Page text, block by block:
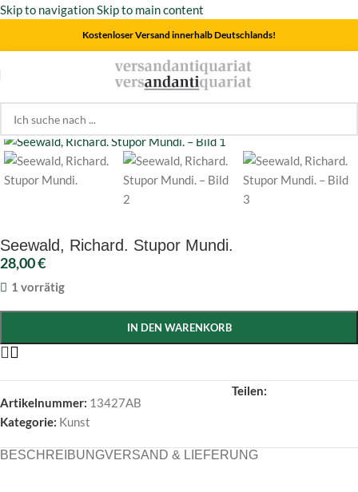
Skip to navigationSkip to main content
Kostenloser Versand innerhalb Deutschlands!
Start/KunstClick to enlarge
Seewald, Richard. Stupor Mundi.
28,00€
1 vorrätig
IN DEN WARENKORB
Artikelnummer: 13427AB
Kategorie: Kunst
Teilen:
BESCHREIBUNGVERSAND & LIEFERUNG